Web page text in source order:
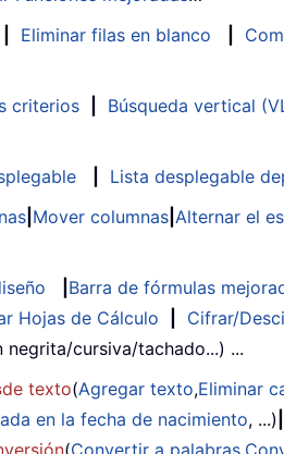
Eliminar filas en blanco
criterios Búsqueda vertical
Lista desplegable
Mover columnas Alternar el
Barra de fórmulas
Hojas de Cálculo Cifrar/
cursiva/tachado...) ...
de texto(Agregar texto,Eliminar
en la fecha de nacimiento, ...)